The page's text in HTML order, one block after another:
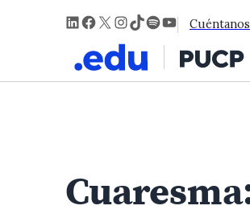
LinkedIn
Facebook
X Instagram
TikTok
Spotify
YouTube